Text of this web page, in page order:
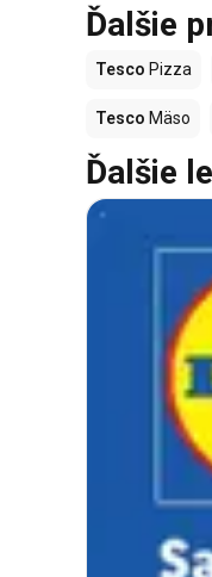
Ďalšie
Tesco Pizza
Tesco Mäso
Ďalšie